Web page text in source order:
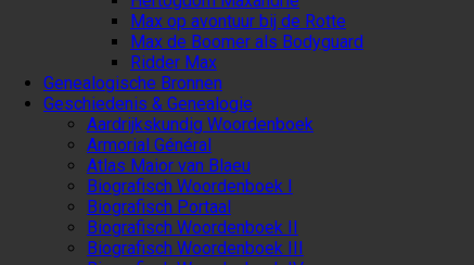
Max op avontuur bij de Rotte
Max de Boomer als Bodyguard
Ridder Max
Genealogische Bronnen
Geschiedenis & Genealogie
Aardrijkskundig Woordenboek
Armorial Général
Atlas Maior van Blaeu
Biografisch Woordenboek I
Biografisch Portaal
Biografisch Woordenboek II
Biografisch Woordenboek III